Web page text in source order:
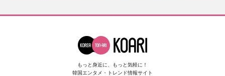
もっと身近に、もっと気軽に！
韓国エンタメ・トレンド情報サイト